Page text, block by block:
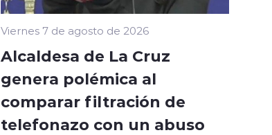
Viernes 7 de agosto de 2026
Alcaldesa de La Cruz
genera polémica al
comparar filtración de
telefonazo con un abuso